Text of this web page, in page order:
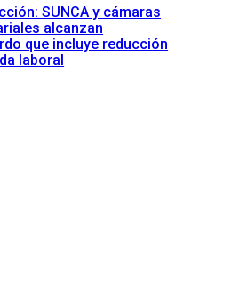
SUNCA y cámaras
alcanzan
que incluye reducción
laboral